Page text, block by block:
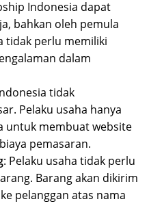
Indonesia dapat
bahkan oleh pemula
tidak perlu memiliki
dalam
tidak
Pelaku usaha hanya
untuk membuat website
pemasaran.
: Pelaku usaha tidak perlu
Barang akan dikirim
pelanggan atas nama